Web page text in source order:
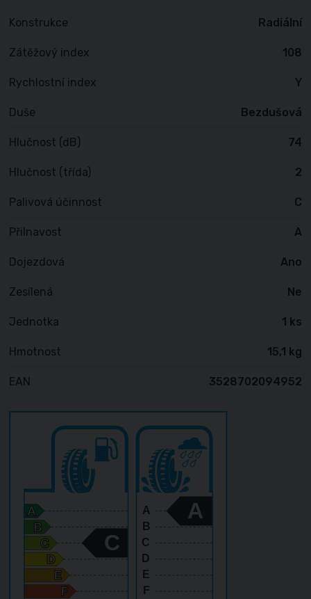
Konstrukce Radiální
Zátěžový index 108
Rychlostní index Y
Duše Bezdušová
Hlučnost (dB) 74
Hlučnost (třída) 2
Palivová účinnost C
Přilnavost A
Dojezdová Ano
Zesílená Ne
Jednotka 1 ks
Hmotnost 15,1 kg
EAN 3528702094952
A
B
C
D
E
F
C
A